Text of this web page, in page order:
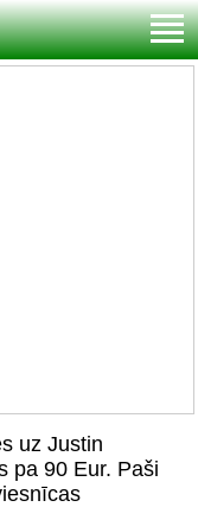
uz Justin
pa 90 Eur. Paši